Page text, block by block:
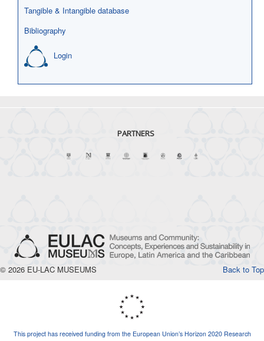
Tangible & Intangible database
Bibliography
Login
PARTNERS
Back to Top
© 2026 EU-LAC MUSEUMS
This project has received funding from the European Union’s Horizon 2020 Research